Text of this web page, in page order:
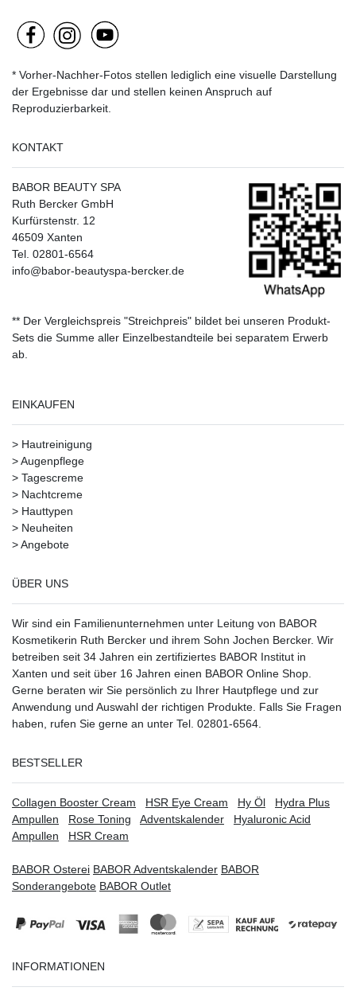
* Vorher-Nachher-Fotos stellen lediglich eine visuelle Darstellung
der Ergebnisse dar und stellen keinen Anspruch auf
Reproduzierbarkeit.
KONTAKT
BABOR BEAUTY SPA
Ruth Bercker GmbH
Kurfürstenstr. 12
46509 Xanten
Tel. 02801-6564
info@babor-beautyspa-bercker.de
** Der Vergleichspreis "Streichpreis" bildet bei unseren Produkt-
Sets die Summe aller Einzelbestandteile bei separatem Erwerb
ab.
EINKAUFEN
> Hautreinigung
>Augenpflege
> Tagescreme
> Nachtcreme
> Hauttypen
> Neuheiten
>Angebote
ÜBER UNS
Wir sind ein Familienunternehmen unter Leitung von BABOR
Kosmetikerin Ruth Bercker und ihrem Sohn Jochen Bercker. Wir
betreiben seit 34 Jahren ein zertifiziertes BABOR Institut in
Xanten und seit über 16 Jahren einen BABOR Online Shop.
Gerne beraten wir Sie persönlich zu Ihrer Hautpflege und zur
Anwendung und Auswahl der richtigen Produkte. Falls Sie Fragen
haben, rufen Sie gerne an unter Tel. 02801-6564.
BESTSELLER
Collagen Booster Cream HSR Eye Cream Hy Öl
Hydra Plus
Ampullen
Rose Toning Adventskalender
Hyaluronic Acid
Ampullen
HSR Cream
BABOR Osterei BABOR Adventskalender BABOR
Sonderangebote BABOR Outlet
INFORMATIONEN